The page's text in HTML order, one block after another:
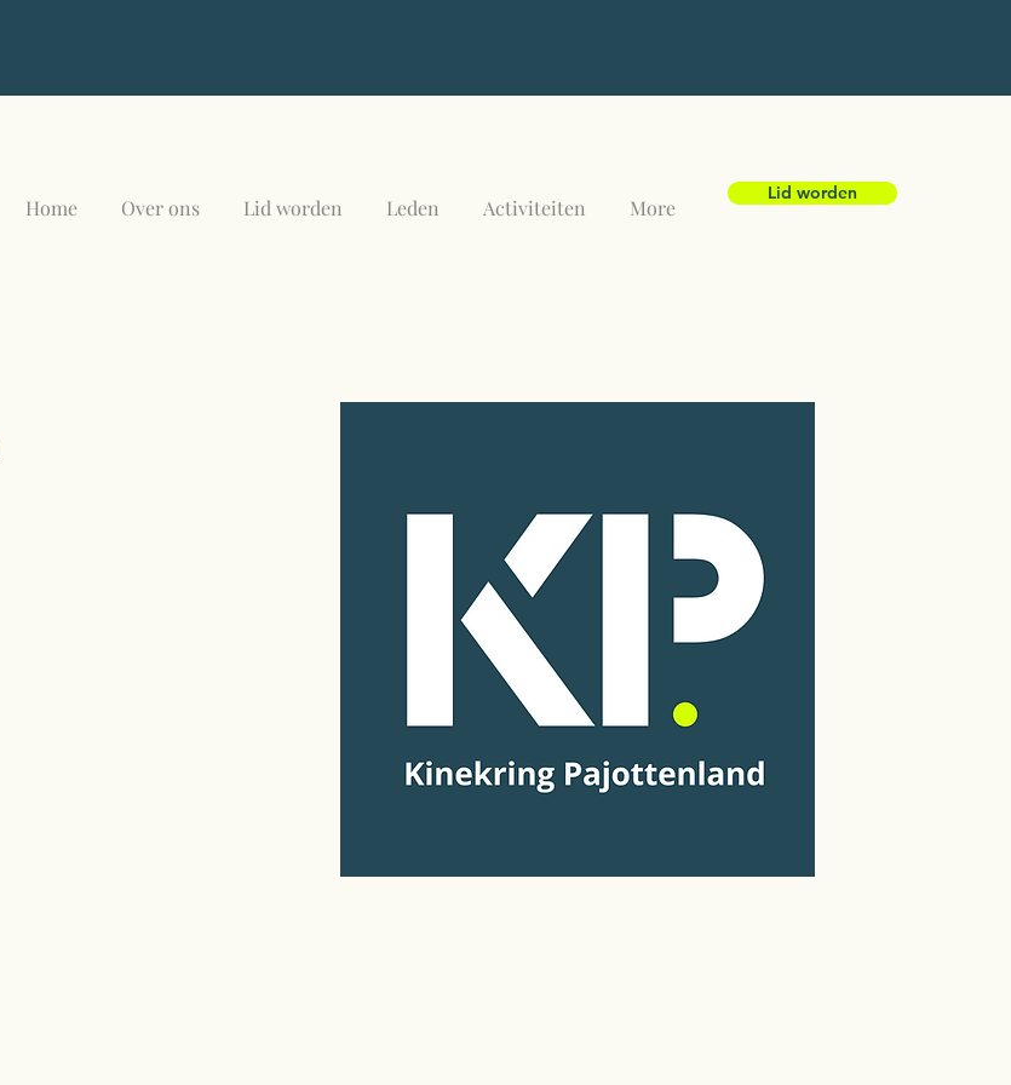
Home Over ons Lid worden Leden Activiteiten More
Lid worden